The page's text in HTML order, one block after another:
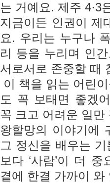
는 거예요. 제주 4·3
지금이든 인권이 제
요. 우리는 누구나
리 등을 누리며 인
서로서로 존중할 때
이 책을 읽는 어린
도 꼭 보태면 좋겠
꼭 크고 어려운 일
왕할망의 이야기에
그 정신을 배우는
보다 ‘사람’이 더
곁에 한결 가까이